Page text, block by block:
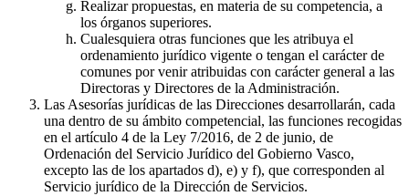
Realizar propuestas, en materia de su competencia, a
los órganos superiores.
Cualesquiera otras funciones que les atribuya el
ordenamiento jurídico vigente o tengan el carácter de
comunes por venir atribuidas con carácter general a las
Directoras y Directores de la Administración.
Las Asesorías jurídicas de las Direcciones desarrollarán, cada
una dentro de su ámbito competencial, las funciones recogidas
en el artículo 4 de la Ley 7/2016, de 2 de junio, de
Ordenación del Servicio Jurídico del Gobierno Vasco,
excepto las de los apartados d), e) y f), que corresponden al
Servicio jurídico de la Dirección de Servicios.